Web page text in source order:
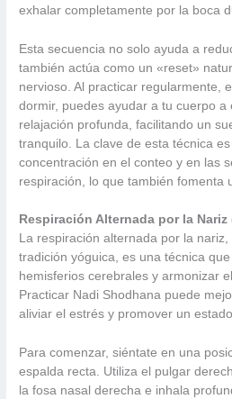
exhalar completamente por la boca
Esta secuencia no solo ayuda a
también actúa como un «reset»
nervioso. Al practicar regularmente,
dormir, puedes ayudar a tu cuerpo a
relajación profunda, facilitando un
tranquilo. La clave de esta técnica
concentración en el conteo y en las
respiración, lo que también fomenta
Respiración Alternada por la
La respiración alternada por la
tradición yóguica, es una técnica
hemisferios cerebrales y armonizar
Practicar Nadi Shodhana puede
aliviar el estrés y promover un
Para comenzar, siéntate en una
espalda recta. Utiliza el pulgar
la fosa nasal derecha e inhala